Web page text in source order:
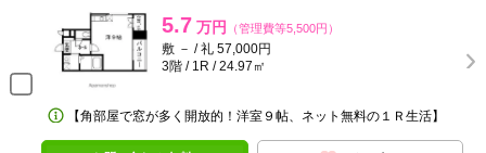
5.7 万円 （管理費等5,500円）
敷 － / 礼 57,000円
3階 / 1R / 24.97㎡
【角部屋で窓が多く開放的！洋室９帖、ネット無料の１Ｒ生活】